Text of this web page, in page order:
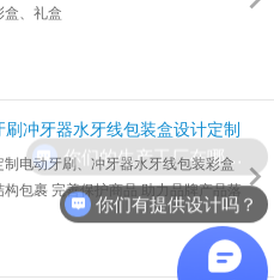
盒、礼盒
粉等9大表面工艺
平口箱盒、开窗彩盒、天地盖礼盒、
、异型盒等
曲奇饼干、糕点、坚果、蛋卷等网红
装纸盒或礼盒
刷冲牙器水牙线包装盒设计定制
制电动牙刷、冲牙器水牙线包装彩盒
构包裹 完善保护商品 助力品牌产品落
刷包装盒_水牙线电动牙刷包装设计定
你们有提供设计吗？
你们的生产工厂在哪里？